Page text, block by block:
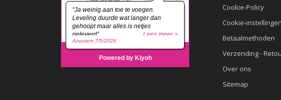
Cookie-Policy
Cookie-instellingen
Betaalmethoden
Verzending -
Over ons
Sitemap